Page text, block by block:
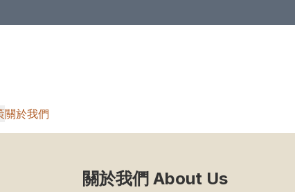
關於我們
關於我們 About Us